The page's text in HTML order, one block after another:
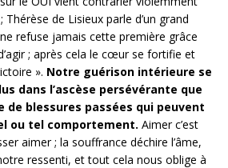
de Lisieux parle d’un grand
refuse jamais cette première grâce
; après cela le cœur se fortifie et
». Notre guérison intérieure se
dans l’ascèse persévérante que
de blessures passées qui peuvent
ou tel comportement. Aimer c’est
aimer ; la souffrance déchire l’âme,
ressenti, et tout cela nous oblige à